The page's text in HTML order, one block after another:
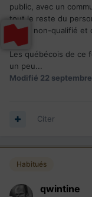
public, avec un
tout le reste du
travail non-qualifié et
Les québécois de ce
un peu...
Modifié 22
Citer
Habitués
qwintine